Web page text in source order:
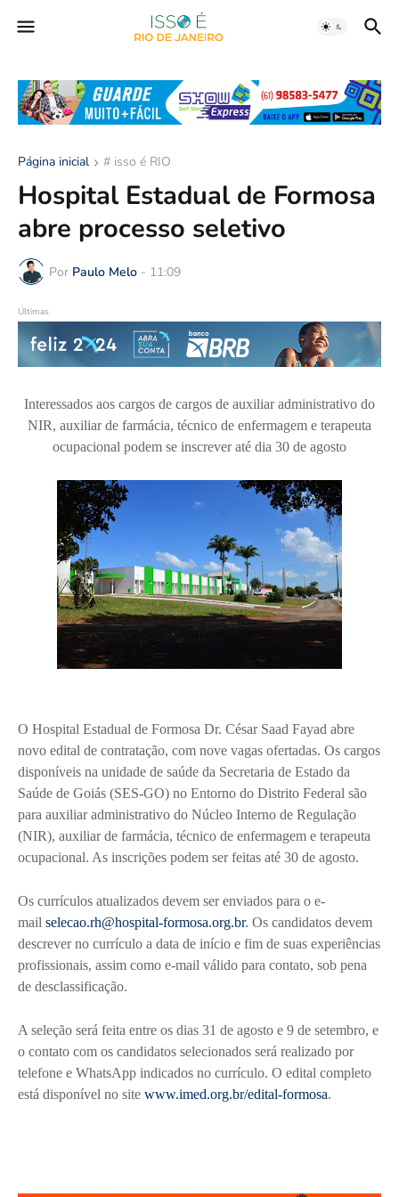
Página inicial # isso é RIO
Hospital Estadual de Formosa
abre processo seletivo
Por Paulo Melo - 11:09
Últimas
Interessados aos cargos de cargos de auxiliar administrativo do
NIR, auxiliar de farmácia, técnico de enfermagem e terapeuta
ocupacional podem se inscrever até dia 30 de agosto
O Hospital Estadual de Formosa Dr. César Saad Fayad abre
novo edital de contratação, com nove vagas ofertadas. Os cargos
disponíveis na unidade de saúde da Secretaria de Estado da
Saúde de Goiás (SES-GO) no Entorno do Distrito Federal são
para auxiliar administrativo do Núcleo Interno de Regulação
(NIR), auxiliar de farmácia, técnico de enfermagem e terapeuta
ocupacional. As inscrições podem ser feitas até 30 de agosto.
Os currículos atualizados devem ser enviados para o e-
mail selecao.rh@hospital-formosa.org.br. Os candidatos devem
descrever no currículo a data de início e fim de suas experiências
profissionais, assim como e-mail válido para contato, sob pena
de desclassificação.
A seleção será feita entre os dias 31 de agosto e 9 de setembro, e
o contato com os candidatos selecionados será realizado por
telefone e WhatsApp indicados no currículo. O edital completo
está disponível no site www.imed.org.br/edital-formosa.